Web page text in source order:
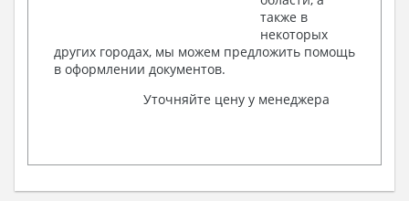
также в
некоторых
других городах, мы можем предложить помощь
в оформлении документов.
Уточняйте цену у менеджера